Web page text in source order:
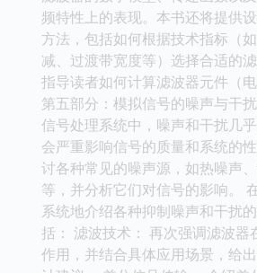
频特性上的表现。本书还将提供
方法，包括如何根据技术指标（
减、过渡带宽度等）选择合适的
指导读者如何计算滤波器元件（
第五部分：模拟信号的噪声与干
信号处理系统中，噪声和干扰几
会严重影响信号的质量和系统的
讨各种常见的噪声源，如热噪声
等，并分析它们对信号的影响。
系统地介绍各种抑制噪声和干扰
括： 滤波技术： 再次强调滤波器
作用，并结合具体应用场景，给